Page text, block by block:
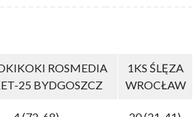
ROSMEDIA
25 BYDGOSZCZ
1KS ŚLĘZA
WROCŁAW